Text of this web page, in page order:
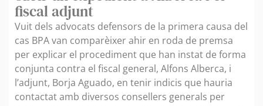
fiscal adjunt
Vuit dels advocats defensors de la primera causa del
cas BPA van comparèixer ahir en roda de premsa
per explicar el procediment que han instat de forma
conjunta contra el fiscal general, Alfons Alberca, i
l’adjunt, Borja Aguado, en tenir indicis que hauria
contactat amb diversos consellers generals per